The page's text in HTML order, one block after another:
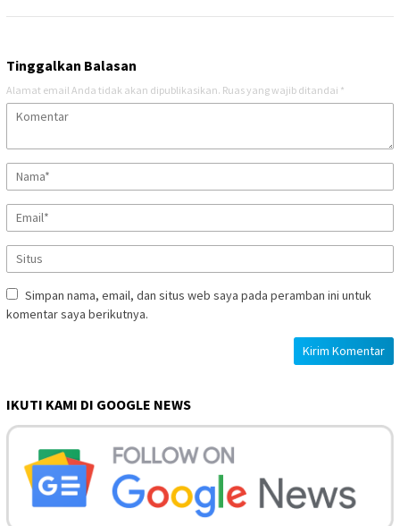
Tinggalkan Balasan
Alamat email Anda tidak akan dipublikasikan. Ruas yang wajib ditandai *
Simpan nama, email, dan situs web saya pada peramban ini untuk
komentar saya berikutnya.
IKUTI KAMI DI GOOGLE NEWS